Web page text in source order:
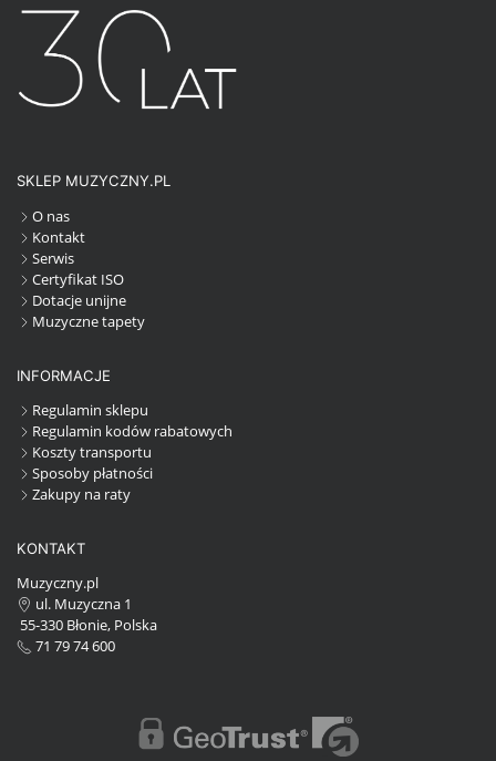
SKLEP MUZYCZNY.PL
O nas
Kontakt
Serwis
Certyfikat ISO
Dotacje unijne
Muzyczne tapety
INFORMACJE
Regulamin sklepu
Regulamin kodów rabatowych
Koszty transportu
Sposoby płatności
Zakupy na raty
KONTAKT
Muzyczny.pl
ul. Muzyczna 1
55-330 Błonie, Polska
71 79 74 600